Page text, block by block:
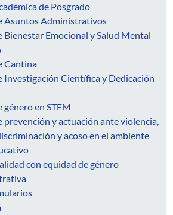
de Posgrado
Asuntos Administrativos
Bienestar Emocional y Salud Mental
Cantina
Investigación Científica y Dedicación
género en STEM
prevención y actuación ante violencia,
y acoso en el ambiente
con equidad de género